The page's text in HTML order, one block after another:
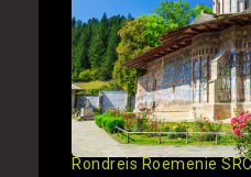
Rondreis Roemenie